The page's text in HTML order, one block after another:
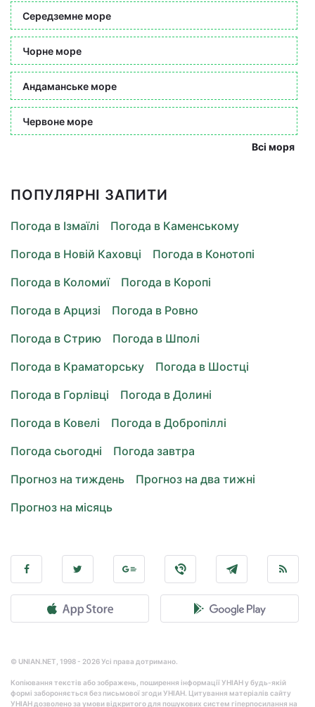
Середземне море
Чорне море
Андаманське море
Червоне море
Всі моря
ПОПУЛЯРНІ ЗАПИТИ
Погода в Ізмаїлі
Погода в Каменському
Погода в Новій Каховці
Погода в Конотопі
Погода в Коломиї
Погода в Коропі
Погода в Арцизі
Погода в Ровно
Погода в Стрию
Погода в Шполі
Погода в Краматорську
Погода в Шостці
Погода в Горлівці
Погода в Долині
Погода в Ковелі
Погода в Добропіллі
Погода сьогодні
Погода завтра
Прогноз на тиждень
Прогноз на два тижні
Прогноз на місяць
© UNIAN.NET, 1998 - 2026 Усі права дотримано.
Копіювання текстів або зображень, поширення інформації УНІАН у будь-якій
формі забороняється без письмової згоди УНІАН. Цитування матеріалів сайту
УНІАН дозволено за умови відкритого для пошукових систем гіперпосилання на